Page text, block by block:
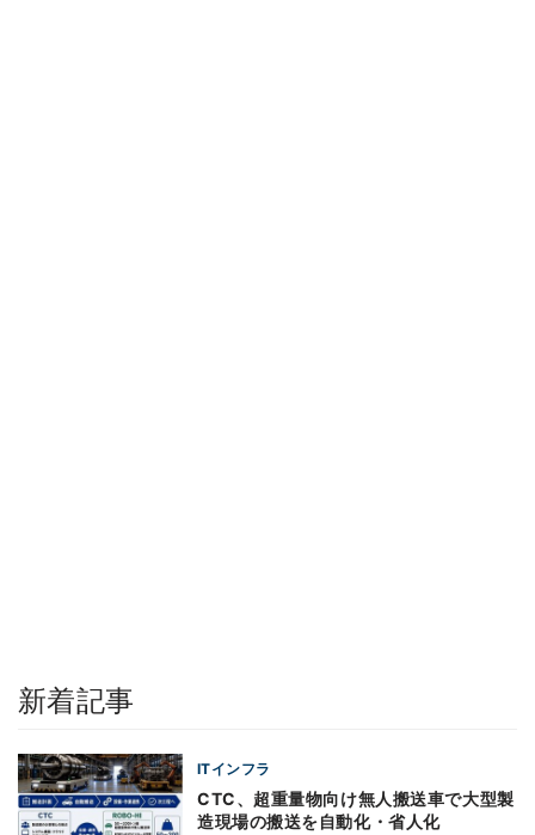
新着記事
ITインフラ
CTC、超重量物向け無人搬送車で大型製
造現場の搬送を自動化・省人化